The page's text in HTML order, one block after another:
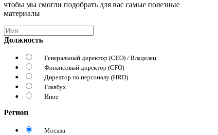
чтобы мы смогли подобрать для вас самые полезные
материалы
Должность
Генеральный директор (CEO) / Владелец
Финансовый директор (CFO)
Директор по персоналу (HRD)
Главбух
Иное
Регион
Москва